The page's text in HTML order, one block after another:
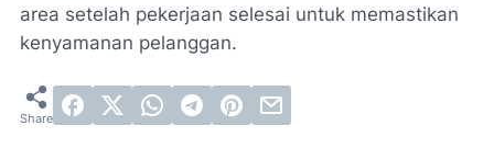
area setelah pekerjaan selesai untuk memastikan
kenyamanan pelanggan.